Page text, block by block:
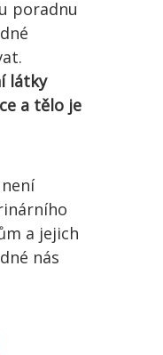
poradnu
látky
a tělo je
a jejich
nás